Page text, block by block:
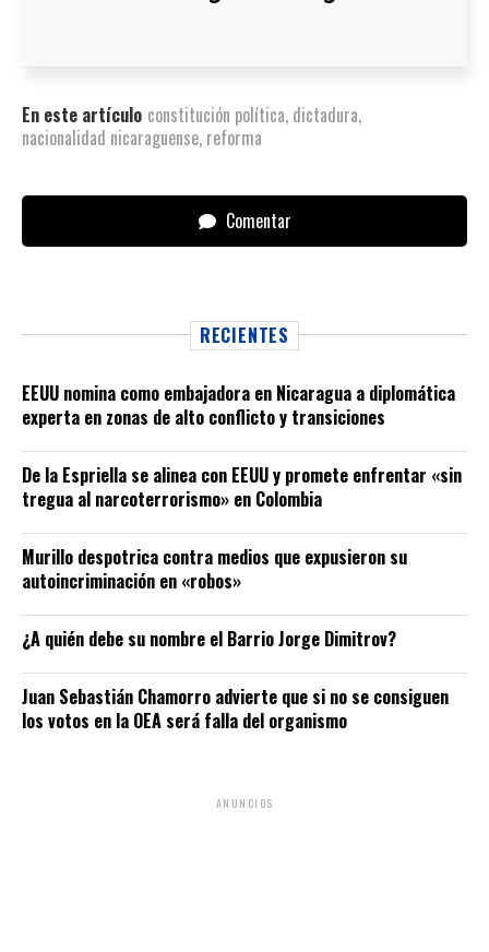
En este artículo constitución política, dictadura,
nacionalidad nicaraguense, reforma
Comentar
RECIENTES
EEUU nomina como embajadora en Nicaragua a diplomática
experta en zonas de alto conflicto y transiciones
De la Espriella se alinea con EEUU y promete enfrentar «sin
tregua al narcoterrorismo» en Colombia
Murillo despotrica contra medios que expusieron su
autoincriminación en «robos»
¿A quién debe su nombre el Barrio Jorge Dimitrov?
Juan Sebastián Chamorro advierte que si no se consiguen
los votos en la OEA será falla del organismo
ANUNCIOS